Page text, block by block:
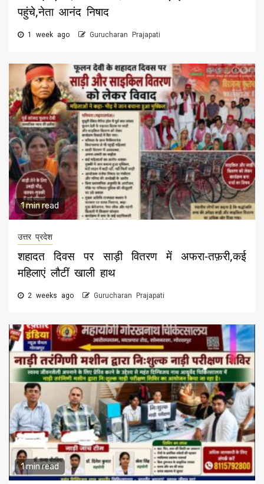
पहुंचे,नेता आनंद निषाद
1 week ago Gurucharan Prajapati
1 min read
उत्तर प्रदेश
शहादत दिवस पर साड़ी वितरण में अफरा-तफ़री,कई
महिलाएं लौटीं खाली हाथ
2 weeks ago Gurucharan Prajapati
1 min read